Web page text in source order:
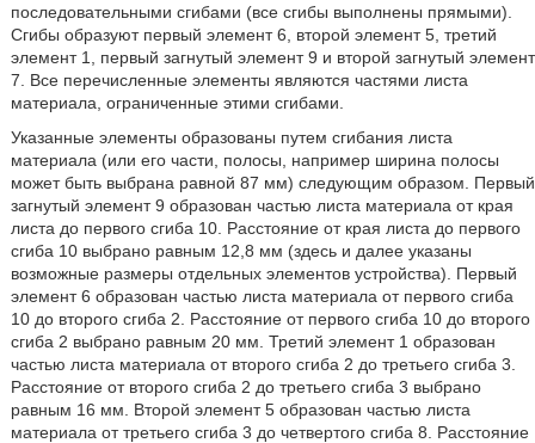
последовательными сгибами (все сгибы выполнены прямыми).
Сгибы образуют первый элемент 6, второй элемент 5, третий
элемент 1, первый загнутый элемент 9 и второй загнутый элемент
7. Все перечисленные элементы являются частями листа
материала, ограниченные этими сгибами.
Указанные элементы образованы путем сгибания листа
материала (или его части, полосы, например ширина полосы
может быть выбрана равной 87 мм) следующим образом. Первый
загнутый элемент 9 образован частью листа материала от края
листа до первого сгиба 10. Расстояние от края листа до первого
сгиба 10 выбрано равным 12,8 мм (здесь и далее указаны
возможные размеры отдельных элементов устройства). Первый
элемент 6 образован частью листа материала от первого сгиба
10 до второго сгиба 2. Расстояние от первого сгиба 10 до второго
сгиба 2 выбрано равным 20 мм. Третий элемент 1 образован
частью листа материала от второго сгиба 2 до третьего сгиба 3.
Расстояние от второго сгиба 2 до третьего сгиба 3 выбрано
равным 16 мм. Второй элемент 5 образован частью листа
материала от третьего сгиба 3 до четвертого сгиба 8. Расстояние